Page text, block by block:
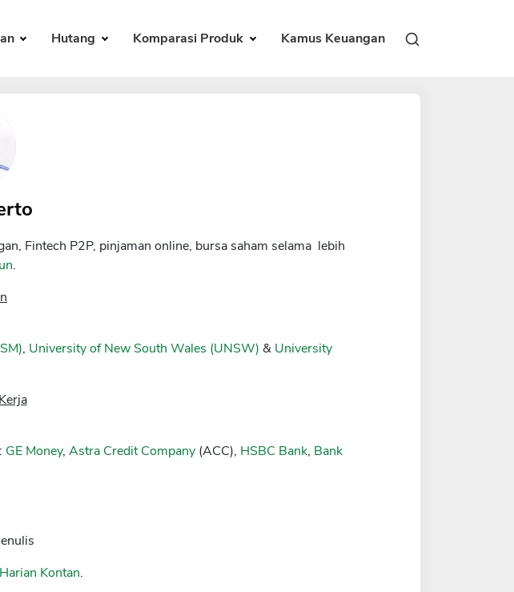
Hutang Komparasi Produk Kamus Keuangan
Fintech P2P, pinjaman online, bursa saham selama lebih
.
, University of New South Wales (UNSW) & University
GE Money, Astra Credit Company(ACC), HSBC Bank, Bank
Harian Kontan.